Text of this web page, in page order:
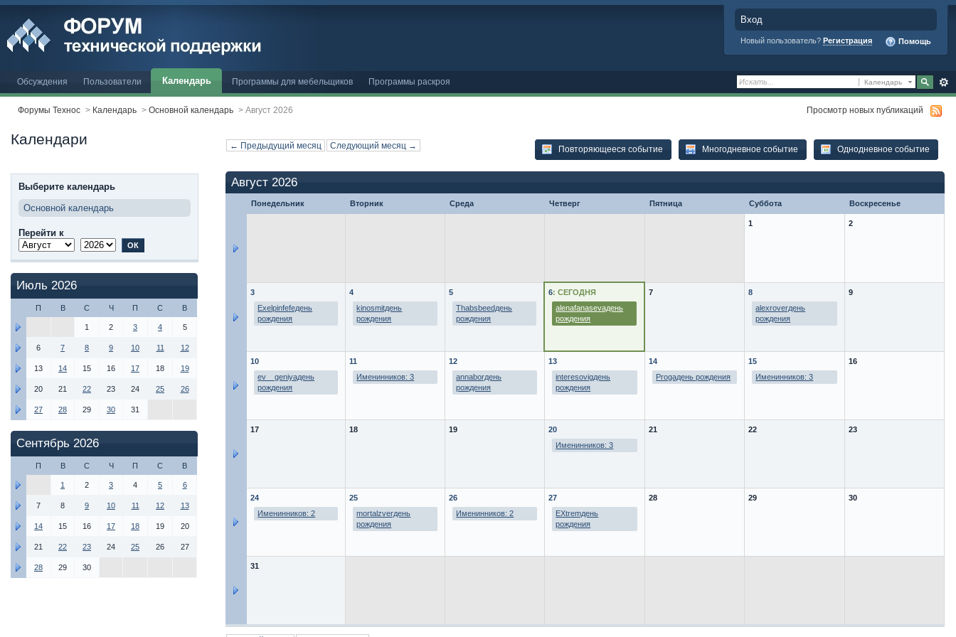
Вход
Новый пользователь? Регистрация Помощь
Календарь
Обсуждения Пользователи Календарь Программы для мебельщиков Программы раскроя
Форумы Технос > Календарь > Основной календарь > Август 2026 Просмотр новых публикаций
Календари ← Предыдущий месяц Следующий месяц → Однодневное событие
Многодневное событие
Повторяющееся событие
Август 2026
Понедельник Вторник Среда Четверг Пятница Суббота Воскресенье
1 2
3
Exelpinfefeдень
рождения
4
kinosmitдень
рождения
5
Thabsbeedдень
рождения
6: СЕГОДНЯ
alenafanasevaдень
рождения
7
8
alexroverдень
рождения
9
10
ev__geniyaдень
рождения
11
Именинников: 3
12
annaborдень
рождения
13
interesovigдень
рождения
14
Progaдень рождения
15
Именинников: 3
16
17 18 19
20
Именинников: 3
21 22 23
24
Именинников: 2
25
mortalzverдень
рождения
26
Именинников: 2
27
EXtremдень
рождения
28 29 30
31
Выберите календарь
Основной календарь
Перейти к
Июль 2026
П В С Ч П С В
1 2 3 4 5
6 7 8 9 10 11 12
13 14 15 16 17 18 19
20 21 22 23 24 25 26
27 28 29 30 31
Сентябрь 2026
П В С Ч П С В
1 2 3 4 5 6
7 8 9 10 11 12 13
14 15 16 17 18 19 20
21 22 23 24 25 26 27
28 29 30